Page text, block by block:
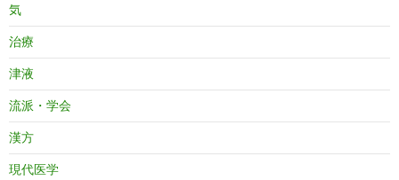
気
治療
津液
流派・学会
漢方
現代医学